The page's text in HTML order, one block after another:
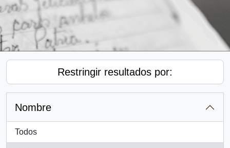
Restringir resultados por:
Nombre
Todos